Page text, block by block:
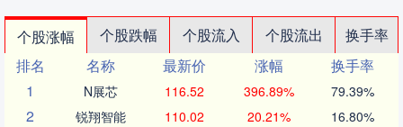
个股涨幅 个股跌幅 个股流入 个股流出
换手率
排名
名称 最新价 涨幅
换手率
1
N展芯 116.52 396.89% 79.39%
2 锐翔智能 110.02 20.21% 16.80%